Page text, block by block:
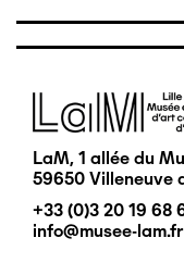
Image
LaM, 1 allée du
59650 Villeneuve
+33 (0)3 20 19 68
info@musee-lam.fr